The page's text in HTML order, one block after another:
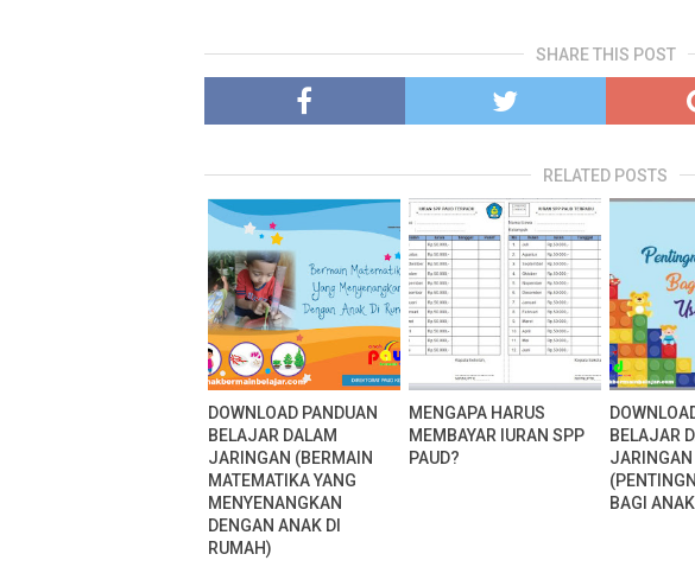
SHARE THIS POST
RELATED POSTS
DOWNLOAD PANDUAN
BELAJAR DALAM
JARINGAN (BERMAIN
MATEMATIKA YANG
MENYENANGKAN
DENGAN ANAK DI
RUMAH)
MENGAPA HARUS
MEMBAYAR IURAN SPP
PAUD?
BELAJAR
JARINGAN
BAGI